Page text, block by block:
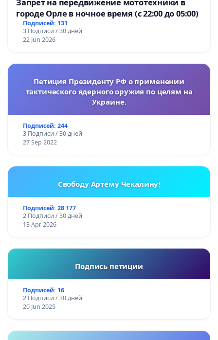
городе Орле в ночное время (с 22:00 до 05:00)
Подписей: 131
3 Подписи / 30 дней
22 Jun 2026
Петиция Президенту РФ о применении
тактического ядерного оружия по целям на
Украине.
Подписей: 244
3 Подписи / 30 дней
27 Sep 2022
Свободу Артему Чекалину!
Подписей: 28 177
2 Подписи / 30 дней
13 Apr 2026
Подпись петиции
Подписей: 16
2 Подписи / 30 дней
20 Jun 2025